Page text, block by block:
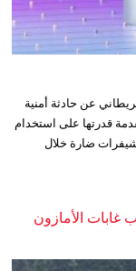
عن حادثة أمنية
قدرتها على استخدام
ضارة خلال
الأمازون